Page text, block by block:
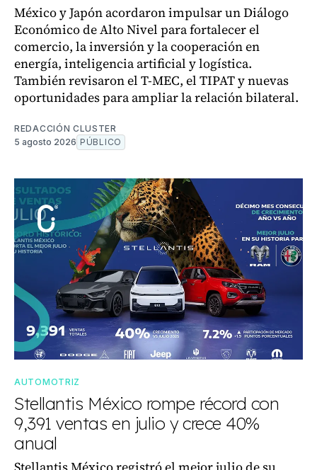
México y Japón acordaron impulsar un Diálogo
Económico de Alto Nivel para fortalecer el
comercio, la inversión y la cooperación en
energía, inteligencia artificial y logística.
También revisaron el T-MEC, el TIPAT y nuevas
oportunidades para ampliar la relación bilateral.
REDACCIÓN CLUSTER
5 agosto 2026 PÚBLICO
AUTOMOTRIZ
Stellantis México rompe récord con
9,391 ventas en julio y crece 40%
anual